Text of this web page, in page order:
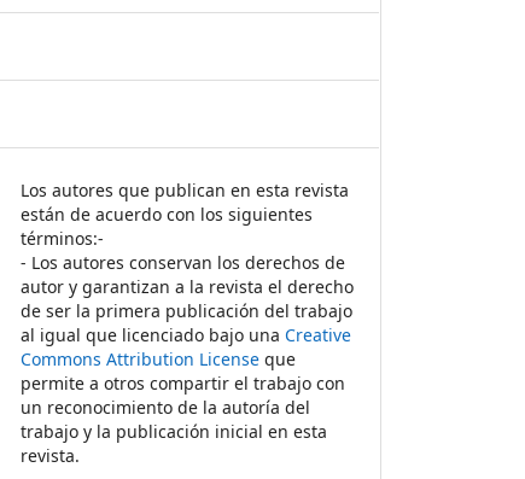
Los autores que publican en esta revista
están de acuerdo con los siguientes
términos:-
- Los autores conservan los derechos de
autor y garantizan a la revista el derecho
de ser la primera publicación del trabajo
al igual que licenciado bajo unaCreative
Commons Attribution License que
permite a otros compartir el trabajo con
un reconocimiento de la autoría del
trabajo y la publicación inicial en esta
revista.